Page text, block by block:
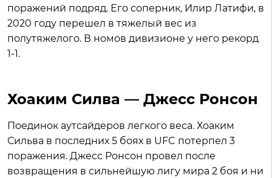
поражений подряд. Его соперник, Илир Латифи, в
2020 году перешел в тяжелый вес из
полутяжелого. В номов дивизионе у него рекорд
1-1.
Хоаким Силва — Джесс Ронсон
Поединок аутсайдеров легкого веса. Хоаким
Сильва в последних 5 боях в UFC потерпел 3
поражения. Джесс Ронсон провел после
возвращения в сильнейшую лигу мира 2 боя и ни